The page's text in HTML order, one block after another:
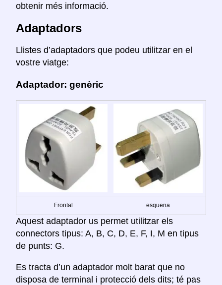
obtenir més informació.
Adaptadors
Llistes d’adaptadors que podeu utilitzar en el
vostre viatge:
Adaptador: genèric
Frontal esquena
Aquest adaptador us permet utilitzar els
connectors tipus: A, B, C, D, E, F, I, M en tipus
de punts: G.
Es tracta d’un adaptador molt barat que no
disposa de terminal i protecció dels dits; té pas